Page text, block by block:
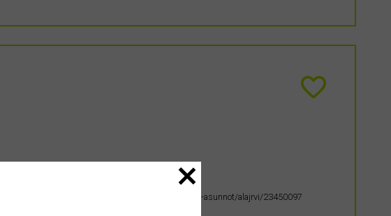
tiedot https://asunnot.oikotie.fi/myytavat-loma-asunnot/alajrvi/23450097